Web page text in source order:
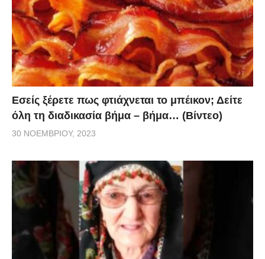
Εσείς ξέρετε πως φτιάχνεται το μπέικον; Δείτε
όλη τη διαδικασία βήμα – βήμα… (Βίντεο)
30 ΝΟΕΜΒΡΊΟΥ, 2023